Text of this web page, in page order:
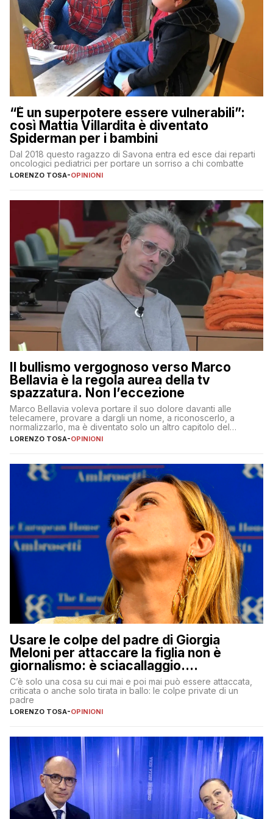
“È un superpotere essere vulnerabili”:
così Mattia Villardita è diventato
Spiderman per i bambini
Dal 2018 questo ragazzo di Savona entra ed esce dai reparti
oncologici pediatrici per portare un sorriso a chi combatte
LORENZO TOSA-OPINIONI
Il bullismo vergognoso verso Marco
Bellavia è la regola aurea della tv
spazzatura. Non l’eccezione
Marco Bellavia voleva portare il suo dolore davanti alle
telecamere, provare a dargli un nome, a riconoscerlo, a
normalizzarlo, ma è diventato solo un altro capitolo del
copione
LORENZO TOSA-OPINIONI
Usare le colpe del padre di Giorgia
Meloni per attaccare la figlia non è
giornalismo: è sciacallaggio.
Dimostriamo di essere diversi
C’è solo una cosa su cui mai e poi mai può essere attaccata,
criticata o anche solo tirata in ballo: le colpe private di un
padre
LORENZO TOSA-OPINIONI